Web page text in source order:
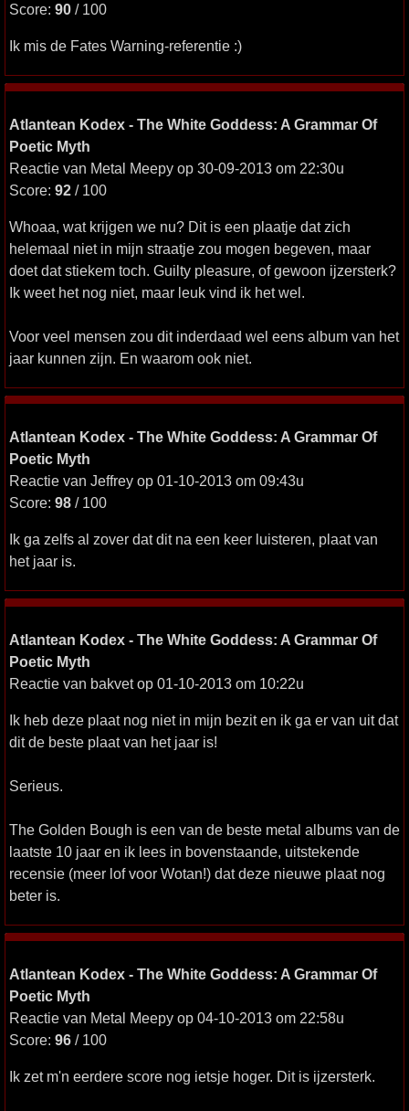
Score: 90 / 100
Ik mis de Fates Warning-referentie :)
Atlantean Kodex - The White Goddess: A Grammar Of
Poetic Myth
Reactie van Metal Meepy op 30-09-2013 om 22:30u
Score: 92 / 100
Whoaa, wat krijgen we nu? Dit is een plaatje dat zich
helemaal niet in mijn straatje zou mogen begeven, maar
doet dat stiekem toch. Guilty pleasure, of gewoon ijzersterk?
Ik weet het nog niet, maar leuk vind ik het wel.
Voor veel mensen zou dit inderdaad wel eens album van het
jaar kunnen zijn. En waarom ook niet.
Atlantean Kodex - The White Goddess: A Grammar Of
Poetic Myth
Reactie van Jeffrey op 01-10-2013 om 09:43u
Score: 98 / 100
Ik ga zelfs al zover dat dit na een keer luisteren, plaat van
het jaar is.
Atlantean Kodex - The White Goddess: A Grammar Of
Poetic Myth
Reactie van bakvet op 01-10-2013 om 10:22u
Ik heb deze plaat nog niet in mijn bezit en ik ga er van uit dat
dit de beste plaat van het jaar is!
Serieus.
The Golden Bough is een van de beste metal albums van de
laatste 10 jaar en ik lees in bovenstaande, uitstekende
recensie (meer lof voor Wotan!) dat deze nieuwe plaat nog
beter is.
Atlantean Kodex - The White Goddess: A Grammar Of
Poetic Myth
Reactie van Metal Meepy op 04-10-2013 om 22:58u
Score: 96 / 100
Ik zet m'n eerdere score nog ietsje hoger. Dit is ijzersterk.